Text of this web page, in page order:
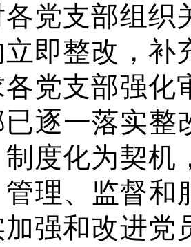
各党支部组
即整改，补
党支部强化
逐一落实整
度化为契机
理、监督和
加强和改进党